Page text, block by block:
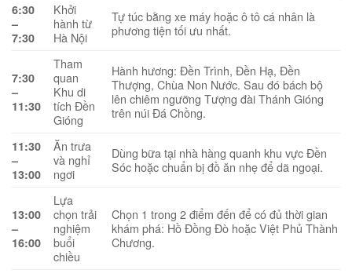
6:30
–
7:30
Khởi
hành từ
Hà Nội
Tự túc bằng xe máy hoặc ô tô cá nhân là
phương tiện tối ưu nhất.
7:30
–
11:30
Tham
quan
Khu di
tích Đền
Gióng
Hành hương: Đền Trình, Đền Hạ, Đền
Thượng, Chùa Non Nước. Sau đó bách bộ
lên chiêm ngưỡng Tượng đài Thánh Gióng
trên núi Đá Chồng.
11:30
–
13:00
Ăn trưa
và nghỉ
ngơi
Dùng bữa tại nhà hàng quanh khu vực Đền
Sóc hoặc chuẩn bị đồ ăn nhẹ để dã ngoại.
13:00
–
16:00
Lựa
chọn trải
nghiệm
buổi
chiều
Chọn 1 trong 2 điểm đến để có đủ thời gian
khám phá: Hồ Đồng Đò hoặc Việt Phủ Thành
Chương.